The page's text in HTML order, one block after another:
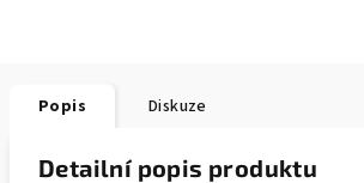
Popis Diskuze
Detailní popis produktu